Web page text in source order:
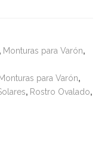
, Monturas para Varón,
Monturas para Varón,
, Rostro Ovalado,